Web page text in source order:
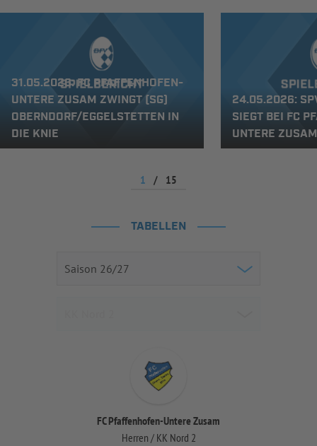
31.05.2026: FC PFAFFENHOFEN-
UNTERE ZUSAM ZWINGT (SG)
OBERNDORF/EGGELSTETTEN IN
DIE KNIE
24.05.2026:
SIEGT BEI FC
UNTERE ZUSAM
1 / 15
TABELLEN
FC Pfaffenhofen-Untere Zusam
Herren / KK Nord 2